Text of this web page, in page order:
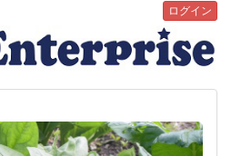
ログイン